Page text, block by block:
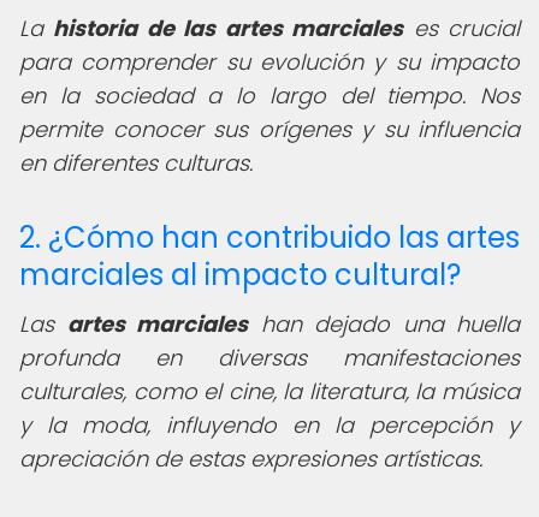
La historia de las artes marcialeses crucial
para comprender su evolución y su impacto
en la sociedad a lo largo del tiempo. Nos
permite conocer sus orígenes y su influencia
en diferentes culturas.
2. ¿Cómo han contribuido las artes
marciales al impacto cultural?
Las artes marcialeshan dejado una huella
profunda en diversas manifestaciones
culturales, como el cine, la literatura, la música
y la moda, influyendo en la percepción y
apreciación de estas expresiones artísticas.